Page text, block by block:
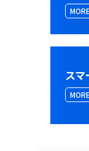
MORE
ス
MORE